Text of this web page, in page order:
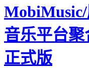
音乐平台聚
正式版